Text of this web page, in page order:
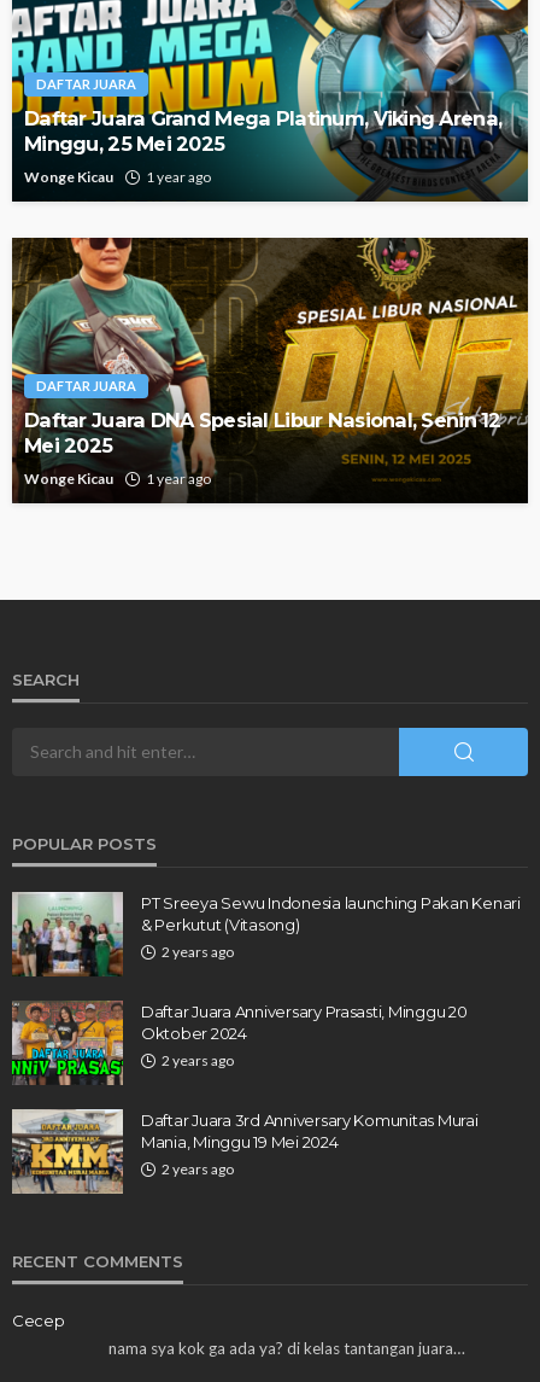
DAFTAR JUARA
Daftar Juara Grand Mega Platinum, Viking Arena,
Minggu, 25 Mei 2025
Wonge Kicau 1 year ago
DAFTAR JUARA
Daftar Juara DNA Spesial Libur Nasional, Senin 12
Mei 2025
Wonge Kicau 1 year ago
SEARCH
POPULAR POSTS
PT Sreeya Sewu Indonesia launching Pakan Kenari
& Perkutut (Vitasong)
2 years ago
Daftar Juara Anniversary Prasasti, Minggu 20
Oktober 2024
2 years ago
Daftar Juara 3rd Anniversary Komunitas Murai
Mania, Minggu 19 Mei 2024
2 years ago
RECENT COMMENTS
Cecep
nama sya kok ga ada ya? di kelas tantangan juara…